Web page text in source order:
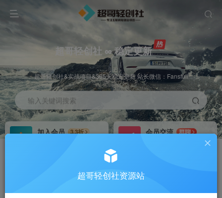
超哥轻创社 ∞ 稳定更新
超哥轻创社&实战项目&365天稳定更新 站长微信：Fansfuli
输入关键词搜索
加入会员
3.3折
会员交流
群聊
推广返佣高达70%超哥轻创社资源站